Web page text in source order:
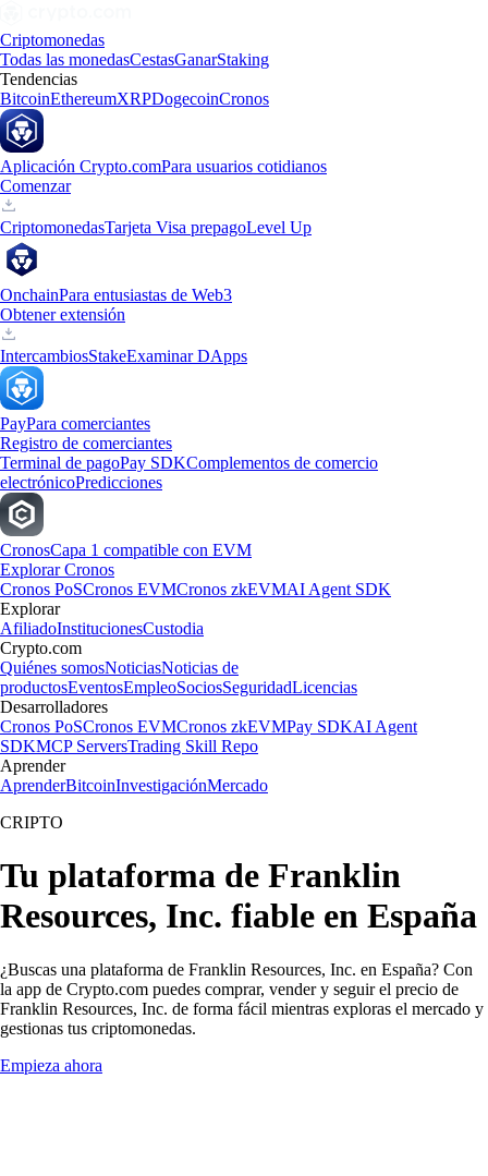
Criptomonedas
Todas las monedasCestasGanarStaking
Tendencias
BitcoinEthereumXRPDogecoinCronos
Aplicación Crypto.comPara usuarios cotidianos
Comenzar
CriptomonedasTarjeta Visa prepagoLevel Up
OnchainPara entusiastas de Web3
Obtener extensión
IntercambiosStakeExaminar DApps
PayPara comerciantes
Registro de comerciantes
Terminal de pagoPay SDKComplementos de comercio
electrónicoPredicciones
CronosCapa 1 compatible con EVM
Explorar Cronos
Cronos PoSCronos EVMCronos zkEVMAI Agent SDK
Explorar
AfiliadoInstitucionesCustodia
Crypto.com
Quiénes somosNoticiasNoticias de
productosEventosEmpleoSociosSeguridadLicencias
Desarrolladores
Cronos PoSCronos EVMCronos zkEVMPay SDKAI Agent
SDKMCP ServersTrading Skill Repo
Aprender
AprenderBitcoinInvestigaciónMercado
CRIPTO
Tu plataforma de Franklin
Resources, Inc. fiable en España
¿Buscas una plataforma de Franklin Resources, Inc. en España? Con
la app de Crypto.com puedes comprar, vender y seguir el precio de
Franklin Resources, Inc. de forma fácil mientras exploras el mercado y
gestionas tus criptomonedas.
Empieza ahora